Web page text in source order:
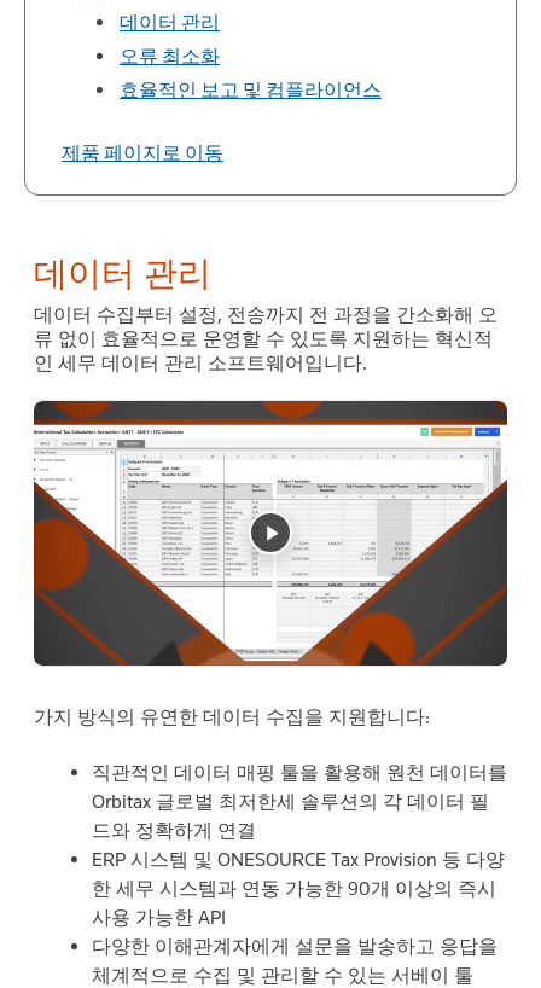
데이터 관리
오류 최소화
효율적인 보고 및 컴플라이언스
제품 페이지로 이동
데이터 관리
데이터 수집부터 설정, 전송까지 전 과정을 간소화해 오
류 없이 효율적으로 운영할 수 있도록 지원하는 혁신적
인 세무 데이터 관리 소프트웨어입니다.
가지 방식의 유연한 데이터 수집을 지원합니다:
직관적인 데이터 매핑 툴을 활용해 원천 데이터를
Orbitax 글로벌 최저한세 솔루션의 각 데이터 필
드와 정확하게 연결
ERP 시스템 및 ONESOURCE Tax Provision 등 다양
한 세무 시스템과 연동 가능한 90개 이상의 즉시
사용 가능한 API
다양한 이해관계자에게 설문을 발송하고 응답을
체계적으로 수집 및 관리할 수 있는 서베이 툴